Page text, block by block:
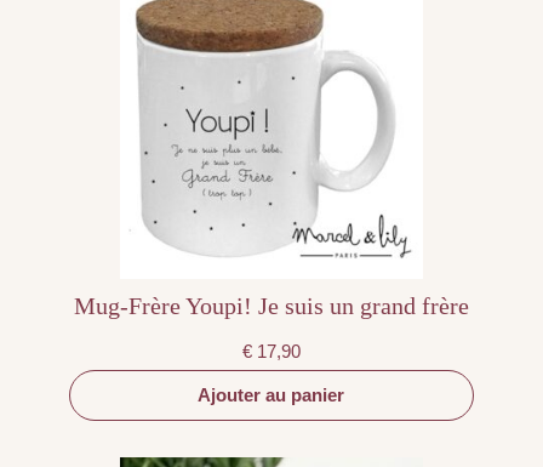
Mug-Frère Youpi! Je suis un grand frère
€ 17,90
Ajouter au panier